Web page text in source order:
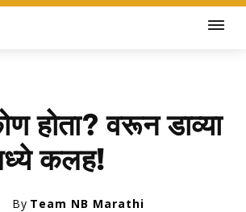
होता? वरून डाव्या
कलह!
By Team NB Marathi